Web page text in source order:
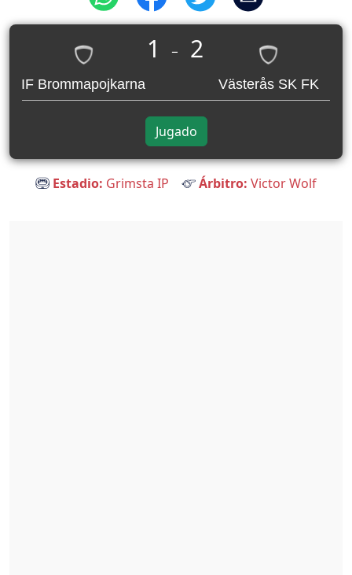
IF Brommapojkarna
1 _ 2
Västerås SK FK
Jugado
Estadio: Grimsta IP Árbitro: Victor Wolf